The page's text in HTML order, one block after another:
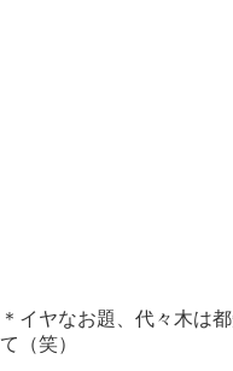
＊イヤなお題、代々木は
て（笑）